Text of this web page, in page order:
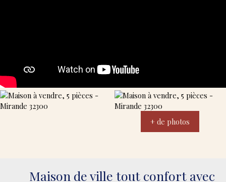
+ de photos
Maison de ville tout confort avec